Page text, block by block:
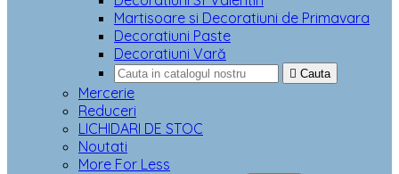
Martisoare si Decoratiuni de Primavara
Decoratiuni Paste
Decoratiuni Vară
 Cauta
Mercerie
Reduceri
LICHIDARI DE STOC
Noutati
More For Less